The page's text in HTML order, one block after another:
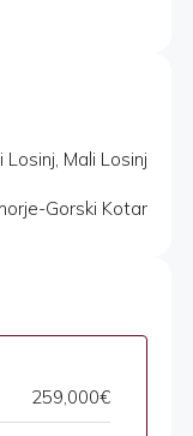
Losinj, Mali Losinj
Gorski Kotar
259,000€